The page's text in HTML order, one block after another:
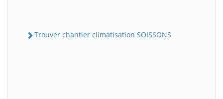
Trouver chantier climatisation SOISSONS